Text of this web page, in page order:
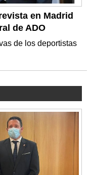
en Madrid
de ADO
de los deportistas